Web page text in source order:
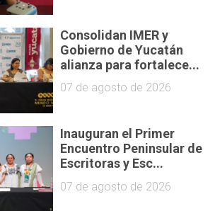
Consolidan IMER y
Gobierno de Yucatán
alianza para fortalece...
07 de agosto de 2026
Inauguran el Primer
Encuentro Peninsular de
Escritoras y Esc...
07 de agosto de 2026